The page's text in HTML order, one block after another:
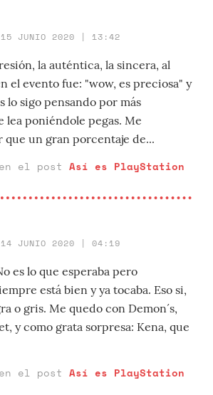
15 JUNIO 2020 | 13:42
la auténtica, la sincera, al
el evento fue: "wow, es preciosa" y
lo sigo pensando por más
lea poniéndole pegas. Me
un gran porcentaje de...
en el post Así es PlayStation
14 JUNIO 2020 | 04:19
es lo que esperaba pero
está bien y ya tocaba. Eso si,
o gris. Me quedo con Demon´s,
y como grata sorpresa: Kena, que
en el post Así es PlayStation